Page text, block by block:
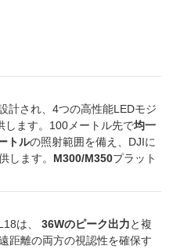
計され、4つの高性能LEDモジ
します。100メートル先で均一
トルの照射範囲を備え、DJIに
します。 M300/M350プラット
は、 36Wのピーク出力と複
距離の両方の視認性を確保す